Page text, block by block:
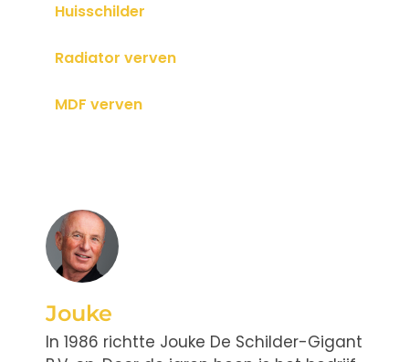
Huisschilder
Radiator verven
MDF verven
Jouke
In 1986 richtte Jouke De Schilder-Gigant